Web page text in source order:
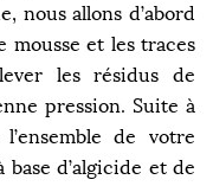
nous allons d’abord
mousse et les traces
les résidus de
pression. Suite à
de votre
d’algicide et de